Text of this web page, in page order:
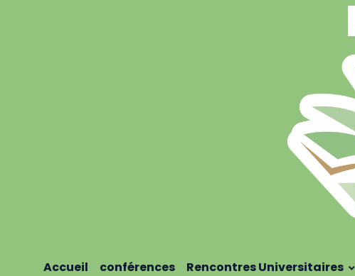
Accueil conférences Rencontres Universitaires